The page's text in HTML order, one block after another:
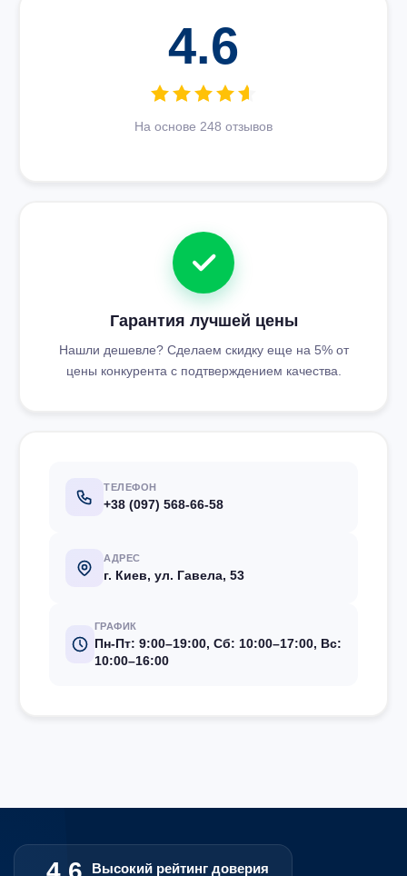
4.6
На основе 248 отзывов
Гарантия лучшей цены
Нашли дешевле? Сделаем скидку еще на 5% от
цены конкурента с подтверждением качества.
ТЕЛЕФОН
+38 (097) 568-66-58
АДРЕС
г. Киев, ул. Гавела, 53
ГРАФИК
Пн-Пт: 9:00–19:00, Сб: 10:00–17:00, Вс:
10:00–16:00
Высокий рейтинг доверия